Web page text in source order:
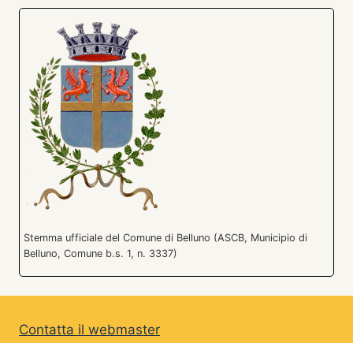
Stemma ufficiale del Comune di Belluno (ASCB, Municipio di
Belluno, Comune b.s. 1, n. 3337)
Contatta il webmaster